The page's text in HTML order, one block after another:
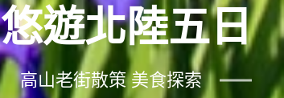
悠遊北陸五日
高山老街散策 美食探索